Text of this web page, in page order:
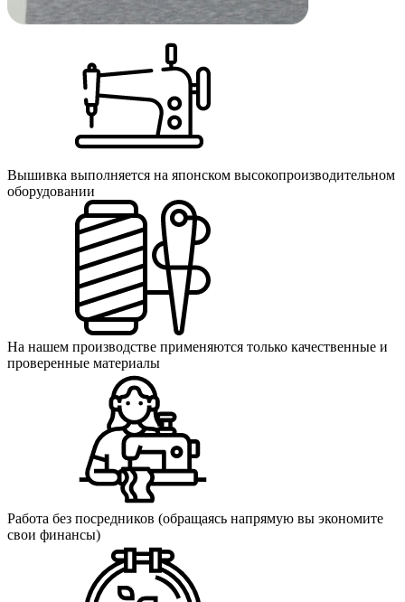
Вышивка выполняется на японском высокопроизводительном
оборудовании
На нашем производстве применяются только качественные и
проверенные материалы
Работа без посредников (обращаясь напрямую вы экономите
свои финансы)